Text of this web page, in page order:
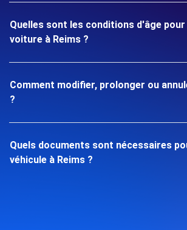
Quelles sont les conditions d'âge
voiture à Reims ?
Comment modifier, prolonger ou
?
Quels documents sont nécessaires
véhicule à Reims ?